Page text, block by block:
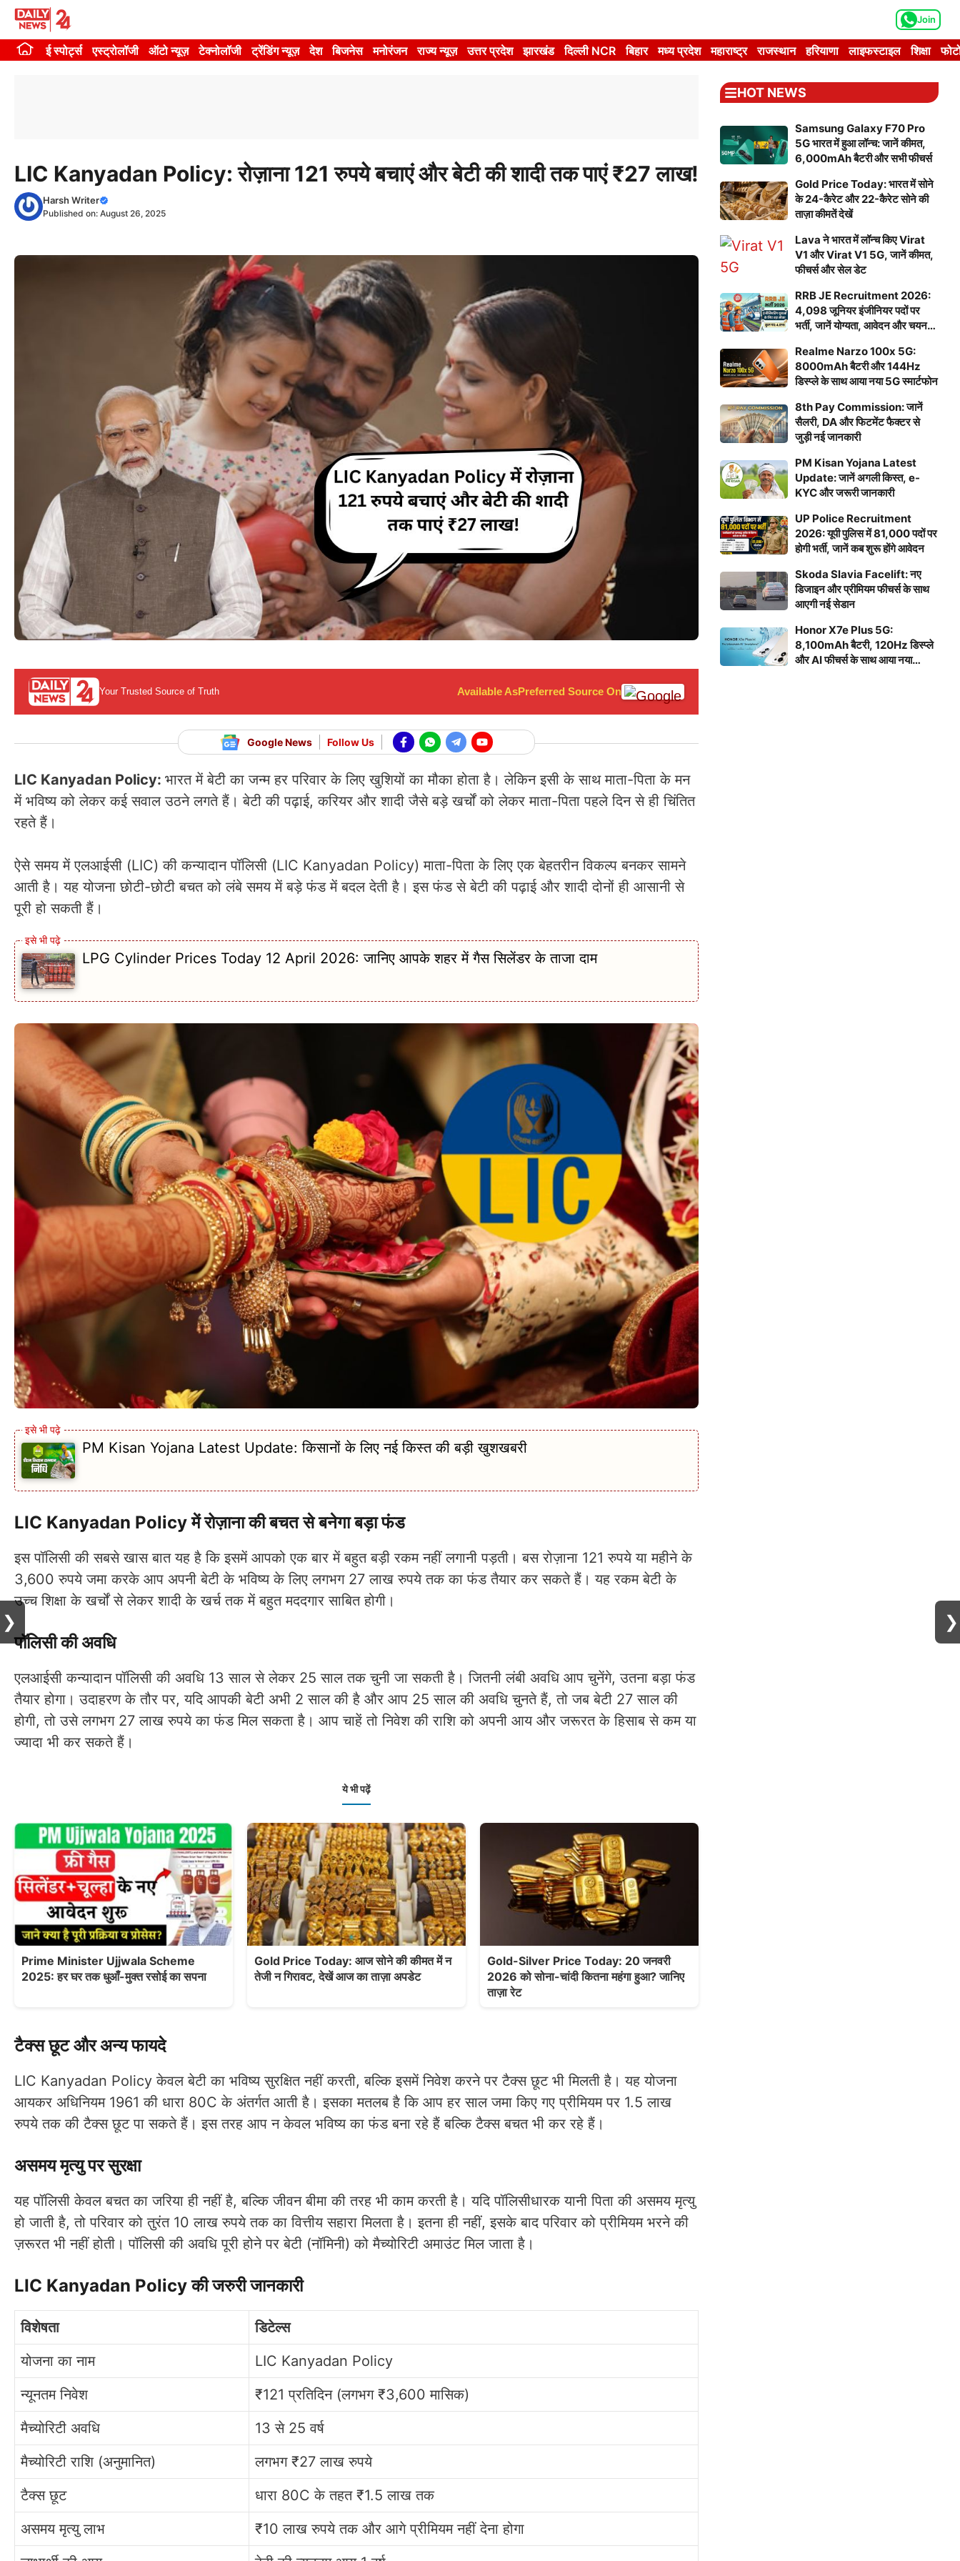
Skip
content
Join
ई स्पोर्ट्स एस्ट्रोलॉजी ऑटो न्यूज़ टेक्नोलॉजी ट्रेंडिंग न्यूज़ देश बिजनेस मनोरंजन राज्य न्यूज़ उत्तर प्रदेश झारखंड दिल्ली NCR बिहार मध्य प्रदेश महाराष्ट्र राजस्थान हरियाणा लाइफस्टाइल शिक्षा
LIC Kanyadan Policy: रोज़ाना 121 रुपये बचाएं और बेटी की शादी तक पाएं ₹27 लाख!
Harsh Writer
Published on: August 26, 2025
Your Trusted Source of Truth Available AsPreferred Source On
Google News Follow Us
LIC Kanyadan Policy: भारत में बेटी का जन्म हर परिवार के लिए खुशियों का मौका होता है। लेकिन इसी के साथ माता-पिता के मन
में भविष्य को लेकर कई सवाल उठने लगते हैं। बेटी की पढ़ाई, करियर और शादी जैसे बड़े खर्चों को लेकर माता-पिता पहले दिन से ही चिंतित
रहते हैं।
ऐसे समय में एलआईसी (LIC) की कन्यादान पॉलिसी (LIC Kanyadan Policy) माता-पिता के लिए एक बेहतरीन विकल्प बनकर सामने
आती है। यह योजना छोटी-छोटी बचत को लंबे समय में बड़े फंड में बदल देती है। इस फंड से बेटी की पढ़ाई और शादी दोनों ही आसानी से
पूरी हो सकती हैं।
LPG Cylinder Prices Today 12 April 2026: जानिए आपके शहर में गैस सिलेंडर के ताजा दाम
PM Kisan Yojana Latest Update: किसानों के लिए नई किस्त की बड़ी खुशखबरी
LIC Kanyadan Policy में रोज़ाना की बचत से बनेगा बड़ा फंड
इस पॉलिसी की सबसे खास बात यह है कि इसमें आपको एक बार में बहुत बड़ी रकम नहीं लगानी पड़ती। बस रोज़ाना 121 रुपये या महीने के
3,600 रुपये जमा करके आप अपनी बेटी के भविष्य के लिए लगभग 27 लाख रुपये तक का फंड तैयार कर सकते हैं। यह रकम बेटी के
उच्च शिक्षा के खर्चों से लेकर शादी के खर्च तक में बहुत मददगार साबित होगी।
पॉलिसी की अवधि
एलआईसी कन्यादान पॉलिसी की अवधि 13 साल से लेकर 25 साल तक चुनी जा सकती है। जितनी लंबी अवधि आप चुनेंगे, उतना बड़ा फंड
तैयार होगा। उदाहरण के तौर पर, यदि आपकी बेटी अभी 2 साल की है और आप 25 साल की अवधि चुनते हैं, तो जब बेटी 27 साल की
होगी, तो उसे लगभग 27 लाख रुपये का फंड मिल सकता है। आप चाहें तो निवेश की राशि को अपनी आय और जरूरत के हिसाब से कम या
ज्यादा भी कर सकते हैं।
ये भी पढ़ें
Prime Minister Ujjwala Scheme
2025: हर घर तक धुआँ-मुक्त रसोई का सपना
Gold Price Today: आज सोने की कीमत में न
तेजी न गिरावट, देखें आज का ताज़ा अपडेट
Gold-Silver Price Today: 20 जनवरी
2026 को सोना-चांदी कितना महंगा हुआ? जानिए
ताज़ा रेट
टैक्स छूट और अन्य फायदे
LIC Kanyadan Policy केवल बेटी का भविष्य सुरक्षित नहीं करती, बल्कि इसमें निवेश करने पर टैक्स छूट भी मिलती है। यह योजना
आयकर अधिनियम 1961 की धारा 80C के अंतर्गत आती है। इसका मतलब है कि आप हर साल जमा किए गए प्रीमियम पर 1.5 लाख
रुपये तक की टैक्स छूट पा सकते हैं। इस तरह आप न केवल भविष्य का फंड बना रहे हैं बल्कि टैक्स बचत भी कर रहे हैं।
असमय मृत्यु पर सुरक्षा
यह पॉलिसी केवल बचत का जरिया ही नहीं है, बल्कि जीवन बीमा की तरह भी काम करती है। यदि पॉलिसीधारक यानी पिता की असमय मृत्यु
हो जाती है, तो परिवार को तुरंत 10 लाख रुपये तक का वित्तीय सहारा मिलता है। इतना ही नहीं, इसके बाद परिवार को प्रीमियम भरने की
ज़रूरत भी नहीं होती। पॉलिसी की अवधि पूरी होने पर बेटी (नॉमिनी) को मैच्योरिटी अमाउंट मिल जाता है।
LIC Kanyadan Policy की जरुरी जानकारी
विशेषता
डिटेल्स
योजना का नाम
LIC Kanyadan Policy
न्यूनतम निवेश
₹121 प्रतिदिन (लगभग ₹3,600 मासिक)
मैच्योरिटी अवधि
13 से 25 वर्ष
मैच्योरिटी राशि (अनुमानित)
लगभग ₹27 लाख रुपये
टैक्स छूट
धारा 80C के तहत ₹1.5 लाख तक
असमय मृत्यु लाभ
₹10 लाख रुपये तक और आगे प्रीमियम नहीं देना होगा
HOT NEWS
Samsung Galaxy F70 Pro
5G भारत में हुआ लॉन्च: जानें कीमत,
6,000mAh बैटरी और सभी फीचर्स
Gold Price Today: भारत में सोने
के 24-कैरेट और 22-कैरेट सोने की
ताज़ा कीमतें देखें
Lava ने भारत में लॉन्च किए Virat
V1 और Virat V1 5G, जानें कीमत,
फीचर्स और सेल डेट
RRB JE Recruitment 2026:
4,098 जूनियर इंजीनियर पदों पर
भर्ती, जानें योग्यता, आवेदन और चयन
Realme Narzo 100x 5G:
8000mAh बैटरी और 144Hz
डिस्प्ले के साथ आया नया 5G स्मार्टफोन
8th Pay Commission: जानें
सैलरी, DA और फिटमेंट फैक्टर से
जुड़ी नई जानकारी
PM Kisan Yojana Latest
Update: जानें अगली किस्त, e-
KYC और जरूरी जानकारी
UP Police Recruitment
2026: यूपी पुलिस में 81,000 पदों पर
होगी भर्ती, जानें कब शुरू होंगे आवेदन
Skoda Slavia Facelift: नए
डिजाइन और प्रीमियम फीचर्स के साथ
आएगी नई सेडान
Honor X7e Plus 5G:
8,100mAh बैटरी, 120Hz डिस्प्ले
और AI फीचर्स के साथ आया नया
❯ ❯